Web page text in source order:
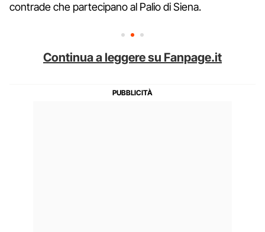
contrade che partecipano al Palio di Siena.
Continua a leggere su Fanpage.it